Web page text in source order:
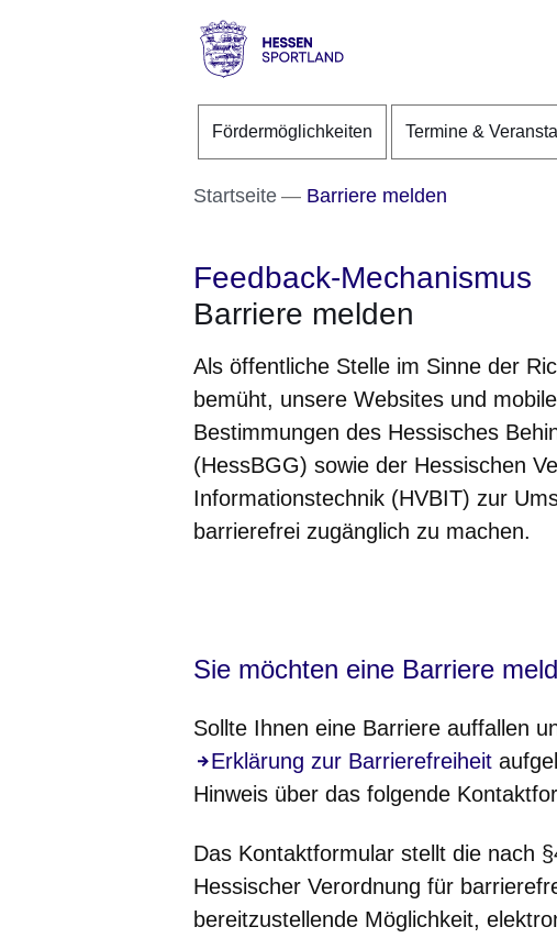
Direkt zum Kopf der Seite
Direkt zum Inhalt
Direkt zum Fuß der Seite
Sportland
Fördermöglichkeiten Termine &
Startseite Barriere melden
Feedback-Mechanismus
Barriere melden
Als öffentliche Stelle im Sinne der
bemüht, unsere Websites und
Bestimmungen des Hessisches
(HessBGG) sowie der Hessischen
Informationstechnik (HVBIT) zur
barrierefrei zugänglich zu machen.
Sie möchten eine Barriere
Sollte Ihnen eine Barriere auffallen
Erklärung zur Barrierefreiheit
Hinweis über das folgende
Das Kontaktformular stellt die nach
Hessischer Verordnung für
bereitzustellende Möglichkeit,